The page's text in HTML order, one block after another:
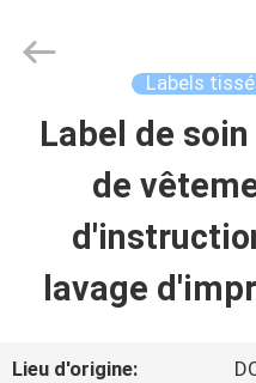
APERÇU
PRODUITS
PROPOS
T&K
Labels
Label de
de
lavage
Lieu d'origine: